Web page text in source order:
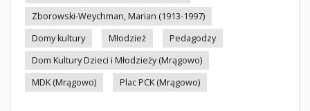
Zborowski-Weychman, Marian (1913-1997)
Domy kultury
Młodzież
Pedagodzy
Dom Kultury Dzieci i Młodzieży (Mrągowo)
MDK (Mrągowo)
Plac PCK (Mrągowo)